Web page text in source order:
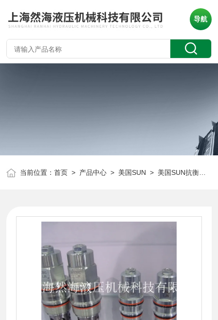
导航
当前位置：首页 > 产品中心 > 美国SUN > 美国SUN抗衡阀